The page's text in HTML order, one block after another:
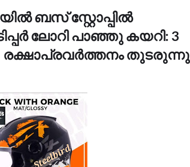
ബസ് സ്റ്റോപ്പിൽ
ലോറി പാഞ്ഞു കയറി: 3
രക്ഷാപ്രവർത്തനം തുടരുന്നു